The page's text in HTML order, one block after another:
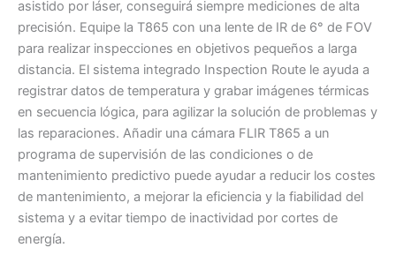
asistido por láser, conseguirá siempre mediciones de alta
precisión. Equipe la T865 con una lente de IR de 6° de FOV
para realizar inspecciones en objetivos pequeños a larga
distancia. El sistema integrado Inspection Route le ayuda a
registrar datos de temperatura y grabar imágenes térmicas
en secuencia lógica, para agilizar la solución de problemas y
las reparaciones. Añadir una cámara FLIR T865 a un
programa de supervisión de las condiciones o de
mantenimiento predictivo puede ayudar a reducir los costes
de mantenimiento, a mejorar la eficiencia y la fiabilidad del
sistema y a evitar tiempo de inactividad por cortes de
energía.